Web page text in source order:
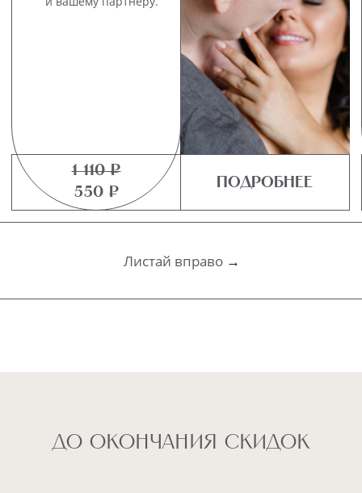
ОБО МНЕ
ЗАПИСАТЬСЯ НА КОНСУЛЬТАЦИЮ
РАССТАНОВКИ В МОСКВЕ И ПЕТЕРБУРГЕ
ШКОЛА ДОРОГИХ ПСИХОЛОГОВ
ТЕЛЕГРАМ-КАНАЛ